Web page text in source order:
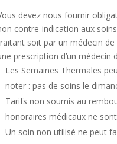
devez nous fournir
contre-indication aux
soit par un médecin
prescription d’un
Les Semaines Thermales
noter : pas de soins le
Tarifs non soumis au
honoraires médicaux ne
Un soin non utilisé ne peut